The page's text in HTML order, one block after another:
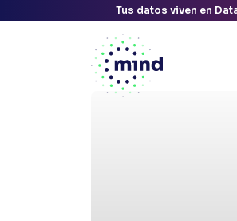
Tus datos viven en